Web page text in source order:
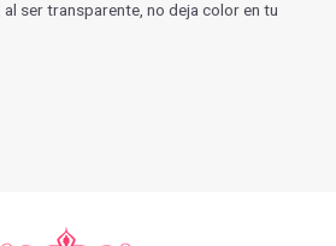
ser transparente, no deja color en tu